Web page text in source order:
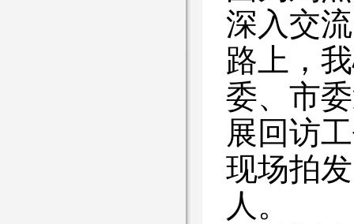
深入交
路上，
委、市
展回访
现场拍
人。 “